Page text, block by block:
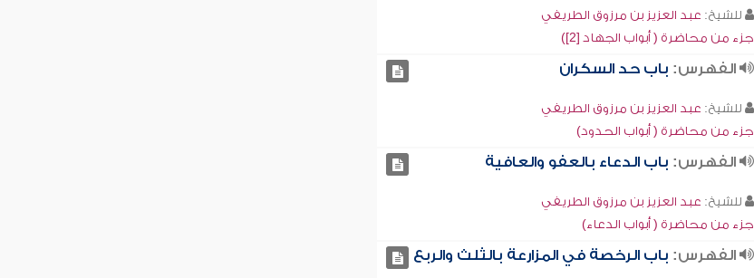
للشيخ: عبد العزيز بن مرزوق الطريفي
جزء من محاضرة ( أبواب الجهاد [2])
الفهرس: باب حد السكران
للشيخ: عبد العزيز بن مرزوق الطريفي
جزء من محاضرة ( أبواب الحدود)
الفهرس: باب الدعاء بالعفو والعافية
للشيخ: عبد العزيز بن مرزوق الطريفي
جزء من محاضرة ( أبواب الدعاء)
الفهرس: باب الرخصة في المزارعة بالثلث والربع